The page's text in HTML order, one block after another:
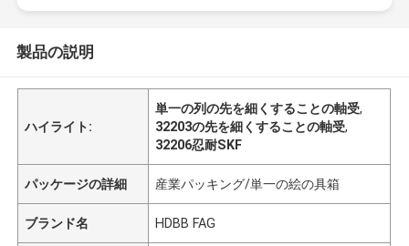
製品の説明
ハイライト:
単一の列の先を細くすることの軸受,
32203の先を細くすることの軸受,
32206忍耐SKF
パッケージの詳細 産業パッキング/単一の絵の具箱
ブランド名 HDBB FAG